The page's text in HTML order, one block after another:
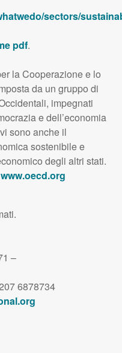
sectors/
pdf.
la Cooperazione e lo
da un gruppo di
impegnati
e dell’economia
sono anche il
sostenibile e
degli altri stati.
www.oecd.org
–
6878734